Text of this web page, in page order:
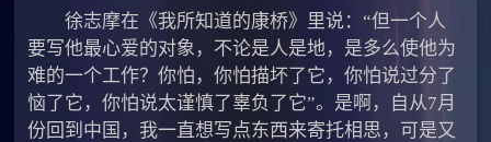
徐志摩在《我所知道的康桥》里说：“但一个人
要写他最心爱的对象，不论是人是地，是多么使他为
难的一个工作？你怕，你怕描坏了它，你怕说过分了
恼了它，你怕说太谨慎了辜负了它”。是啊，自从7月
份回到中国，我一直想写点东西来寄托相思，可是又